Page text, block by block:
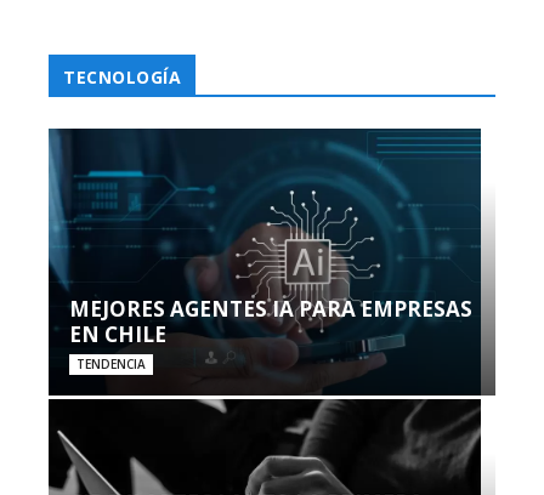
TECNOLOGÍA
MEJORES AGENTES IA PARA EMPRESAS
EN CHILE
TENDENCIA